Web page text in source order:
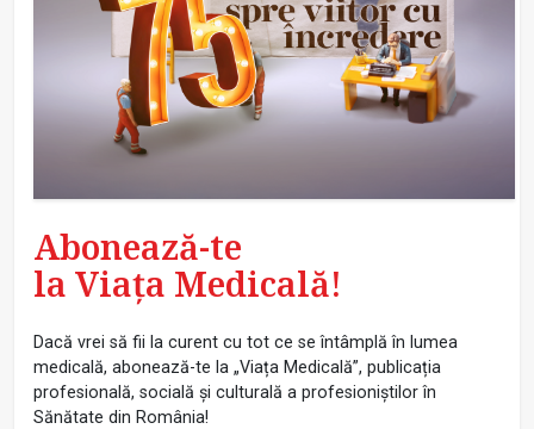
Abonează-te
la Viața Medicală!
Dacă vrei să fii la curent cu tot ce se întâmplă în lumea
medicală, abonează-te la „Viața Medicală”, publicația
profesională, socială și culturală a profesioniștilor în
Sănătate din România!